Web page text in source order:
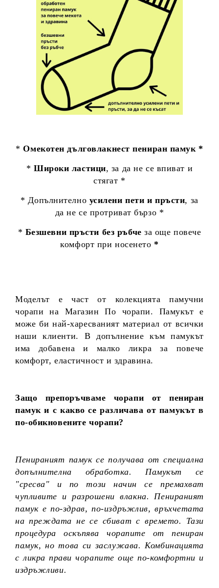
*Омекотен дълговлакнест пениран памук *
* Широки ластици, за да не се впиват и
стягат *
* Допълнително усилени пети и пръсти, за
да не се протриват бързо *
* Безшевни пръсти без ръбчеза още повече
комфорт при носенето *
Моделът е част от колекцията памучни
чорапи на Магазин По чорапи. Памукът е
може би най-харесваният материал от всички
наши клиенти. В допълнение към памукът
има добавена и малко ликра за повече
комфорт, еластичност и здравина.
Защо препоръчваме чорапи от пениран
памук и с какво се различава от памукът в
по-обикновените чорапи?
Пенираният памук се получава от специална
допълнителна обработка. Памукът се
"сресва" и по този начин се премахват
чупливите и разрошени влакна. Пенираният
памук е по-здрав, по-издръжлив, връхчетата
на преждата не се сбиват с времето. Тази
процедура оскъпява чорапите от пениран
памук, но това си заслужава. Комбинацията
с ликра прави чорапите още по-комфортни и
издръжливи.